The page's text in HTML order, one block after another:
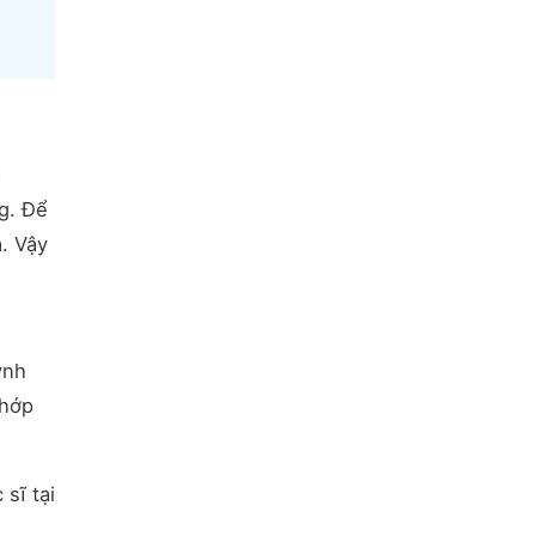
Để
Vậy
sĩ tại